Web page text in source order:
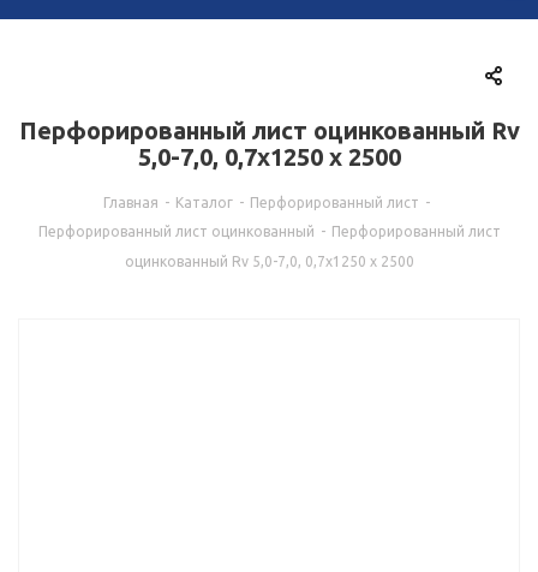
Перфорированный лист оцинкованный Rv
5,0-7,0, 0,7х1250 х 2500
Главная - Каталог - Перфорированный лист -
Перфорированный лист оцинкованный - Перфорированный лист
оцинкованный Rv 5,0-7,0, 0,7х1250 х 2500